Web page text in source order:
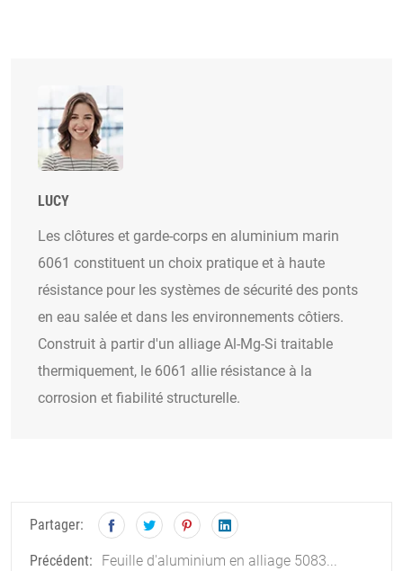
LUCY
Les clôtures et garde-corps en aluminium marin
6061 constituent un choix pratique et à haute
résistance pour les systèmes de sécurité des ponts
en eau salée et dans les environnements côtiers.
Construit à partir d'un alliage Al-Mg-Si traitable
thermiquement, le 6061 allie résistance à la
corrosion et fiabilité structurelle.
Partager:
Précédent: Feuille d'aluminium en alliage 5083...